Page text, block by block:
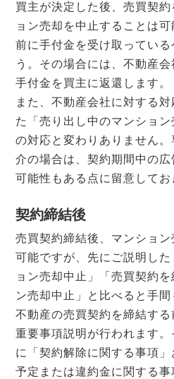
買主が決定した後、売買契
ョン売却を中止することは
前に手付金を受け取っている
う。その場合には、不動産
手付金を買主に返還します。
また、不動産会社に対する
た「売り出し中のマンショ
の対応と変わりありません
介の場合は、契約期間中の
可能性もある点に留意してお
契約締結後
売買契約締結後、マンショ
可能ですが、先にご説明し
ョン売却中止」「売買契約
ン売却中止」と比べると手間
不動産の売買契約を締結す
重要事項説明が行われます
に「契約解除に関する事項
予定または違約金に関する事